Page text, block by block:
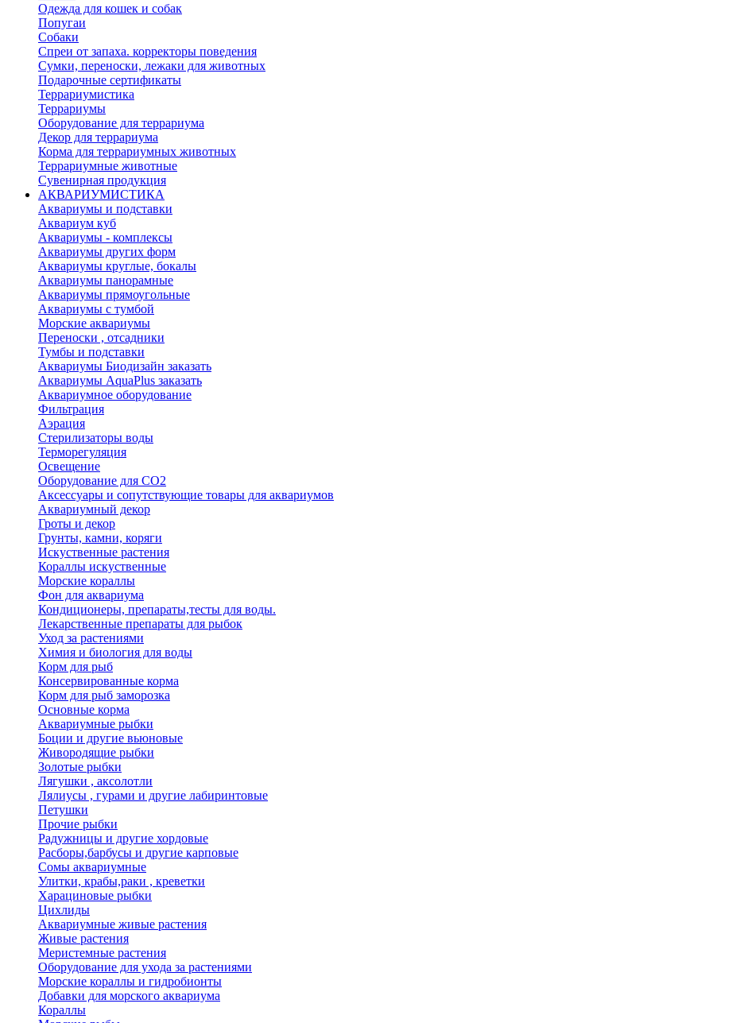
Одежда для кошек и собак
Попугаи
Собаки
Спреи от запаха. корректоры поведения
Сумки, переноски, лежаки для животных
Подарочные сертификаты
Террариумистика
Террариумы
Оборудование для террариума
Декор для террариума
Корма для террариумных животных
Террариумные животные
Сувенирная продукция
АКВАРИУМИСТИКА
Аквариумы и подставки
Аквариум куб
Аквариумы - комплексы
Аквариумы других форм
Аквариумы круглые, бокалы
Аквариумы панорамные
Аквариумы прямоугольные
Аквариумы с тумбой
Морские аквариумы
Переноски , отсадники
Тумбы и подставки
Аквариумы Биодизайн заказать
Аквариумы AquaPlus заказать
Аквариумное оборудование
Фильтрация
Аэрация
Стерилизаторы воды
Терморегуляция
Освещение
Оборудование для CO2
Аксессуары и сопутствующие товары для аквариумов
Аквариумный декор
Гроты и декор
Грунты, камни, коряги
Искуственные растения
Кораллы искуственные
Морские кораллы
Фон для аквариума
Кондиционеры, препараты,тесты для воды.
Лекарственные препараты для рыбок
Уход за растениями
Химия и биология для воды
Корм для рыб
Консервированные корма
Корм для рыб заморозка
Основные корма
Аквариумные рыбки
Боции и другие вьюновые
Живородящие рыбки
Золотые рыбки
Лягушки , аксолотли
Лялиусы , гурами и другие лабиринтовые
Петушки
Прочие рыбки
Радужницы и другие хордовые
Расборы,барбусы и другие карповые
Сомы аквариумные
Улитки, крабы,раки , креветки
Харациновые рыбки
Цихлиды
Аквариумные живые растения
Живые растения
Меристемные растения
Оборудование для ухода за растениями
Морские кораллы и гидробионты
Добавки для морского аквариума
Кораллы